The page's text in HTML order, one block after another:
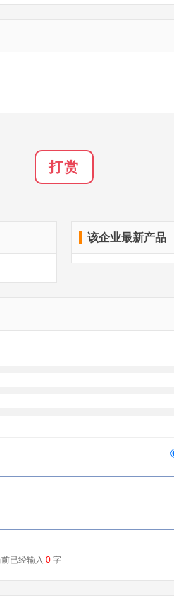
打赏
该企业最新产品